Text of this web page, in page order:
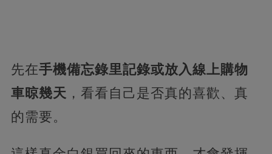
先在手機備忘錄里記錄或放入線上購物
車晾幾天 ，看看自己是否真的喜歡、真
的需要。